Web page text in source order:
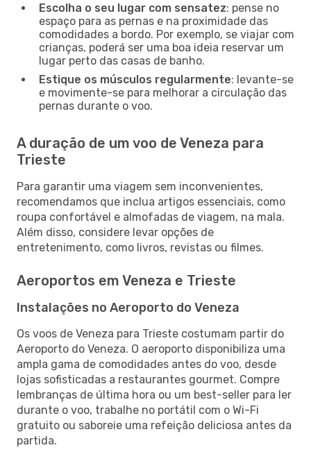
Escolha o seu lugar com sensatez: pense no
espaço para as pernas e na proximidade das
comodidades a bordo. Por exemplo, se viajar com
crianças, poderá ser uma boa ideia reservar um
lugar perto das casas de banho.
Estique os músculos regularmente: levante-se
e movimente-se para melhorar a circulação das
pernas durante o voo.
A duração de um voo de Veneza para
Trieste
Para garantir uma viagem sem inconvenientes,
recomendamos que inclua artigos essenciais, como
roupa confortável e almofadas de viagem, na mala.
Além disso, considere levar opções de
entretenimento, como livros, revistas ou filmes.
Aeroportos em Veneza e Trieste
Instalações no Aeroporto do Veneza
Os voos de Veneza para Trieste costumam partir do
Aeroporto do Veneza. O aeroporto disponibiliza uma
ampla gama de comodidades antes do voo, desde
lojas sofisticadas a restaurantes gourmet. Compre
lembranças de última hora ou um best-seller para ler
durante o voo, trabalhe no portátil com o Wi-Fi
gratuito ou saboreie uma refeição deliciosa antes da
partida.